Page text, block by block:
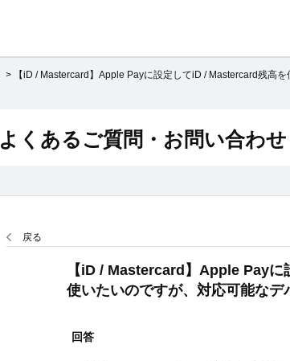
>
【iD / Mastercard】Apple Payに設定してiD / Mastercard残高を
よくあるご質問・お問い合わせ
戻る
【iD / Mastercard】Apple Pay
使いたいのですが、対応可能なデ
回答